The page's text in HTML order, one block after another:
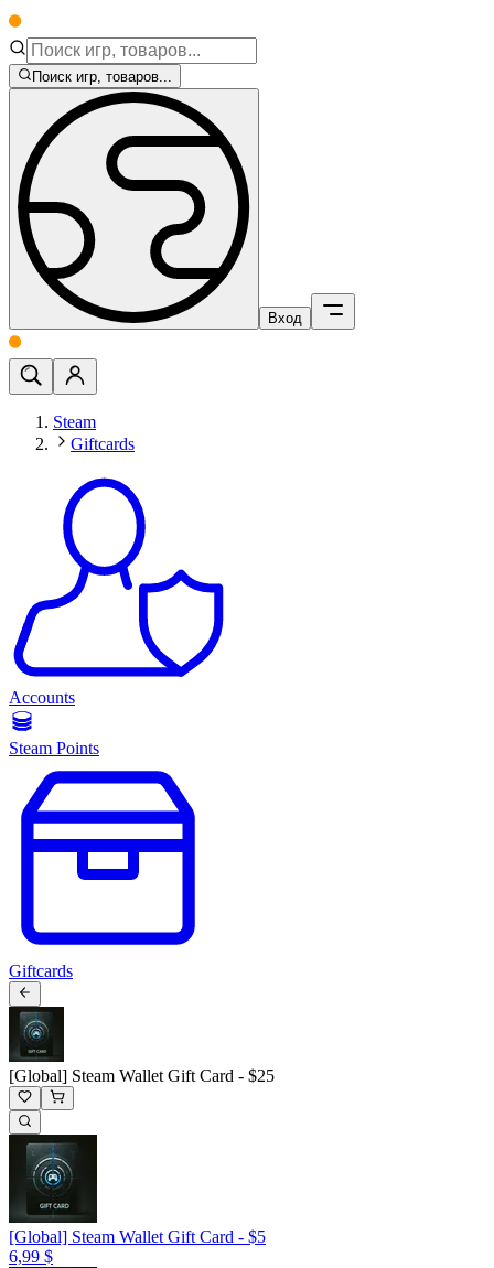
Поиск игр, товаров...
Вход
Steam
Giftcards
Accounts
Steam Points
Giftcards
[Global] Steam Wallet Gift Card - $25
[Global] Steam Wallet Gift Card - $5
6,99 $